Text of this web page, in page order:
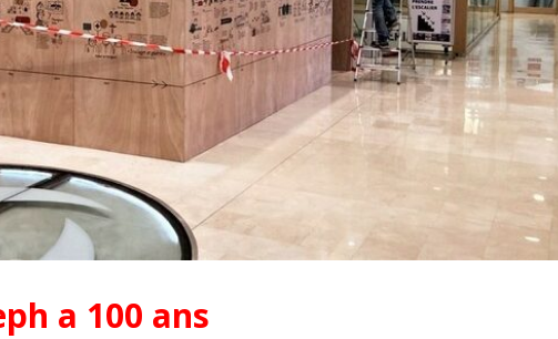
a 100 ans